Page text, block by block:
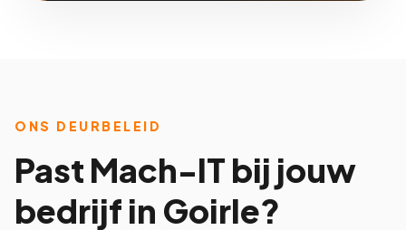
ONS DEURBELEID
Past Mach-IT bij jouw
bedrijf in Goirle?